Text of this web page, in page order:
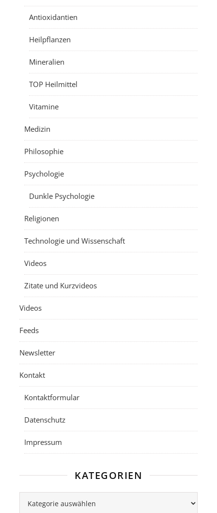
Antioxidantien
Heilpflanzen
Mineralien
TOP Heilmittel
Vitamine
Medizin
Philosophie
Psychologie
Dunkle Psychologie
Religionen
Technologie und Wissenschaft
Videos
Zitate und Kurzvideos
Videos
Feeds
Newsletter
Kontakt
Kontaktformular
Datenschutz
Impressum
KATEGORIEN